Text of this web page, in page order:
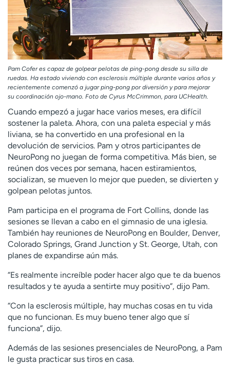
Pam Cofer es capaz de golpear pelotas de ping-pong desde su silla de
ruedas. Ha estado viviendo con esclerosis múltiple durante varios años y
recientemente comenzó a jugar ping-pong por diversión y para mejorar
su coordinación ojo-mano. Foto de Cyrus McCrimmon, para UCHealth.
Cuando empezó a jugar hace varios meses, era difícil
sostener la paleta. Ahora, con una paleta especial y más
liviana, se ha convertido en una profesional en la
devolución de servicios. Pam y otros participantes de
NeuroPong no juegan de forma competitiva. Más bien, se
reúnen dos veces por semana, hacen estiramientos,
socializan, se mueven lo mejor que pueden, se divierten y
golpean pelotas juntos.
Pam participa en el programa de Fort Collins, donde las
sesiones se llevan a cabo en el gimnasio de una iglesia.
También hay reuniones de NeuroPong en Boulder, Denver,
Colorado Springs, Grand Junction y St. George, Utah, con
planes de expandirse aún más.
“Es realmente increíble poder hacer algo que te da buenos
resultados y te ayuda a sentirte muy positivo”, dijo Pam.
“Con la esclerosis múltiple, hay muchas cosas en tu vida
que no funcionan. Es muy bueno tener algo que sí
funciona”, dijo.
Además de las sesiones presenciales de NeuroPong, a Pam
le gusta practicar sus tiros en casa.